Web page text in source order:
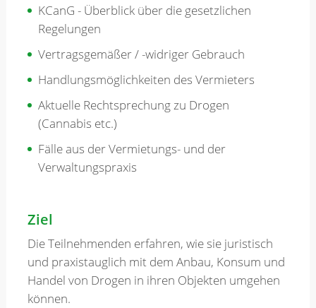
KCanG - Überblick über die gesetzlichen
Regelungen
Vertragsgemäßer / -widriger Gebrauch
Handlungsmöglichkeiten des Vermieters
Aktuelle Rechtsprechung zu Drogen
(Cannabis etc.)
Fälle aus der Vermietungs- und der
Verwaltungspraxis
Ziel
Die Teilnehmenden erfahren, wie sie juristisch
und praxistauglich mit dem Anbau, Konsum und
Handel von Drogen in ihren Objekten umgehen
können.